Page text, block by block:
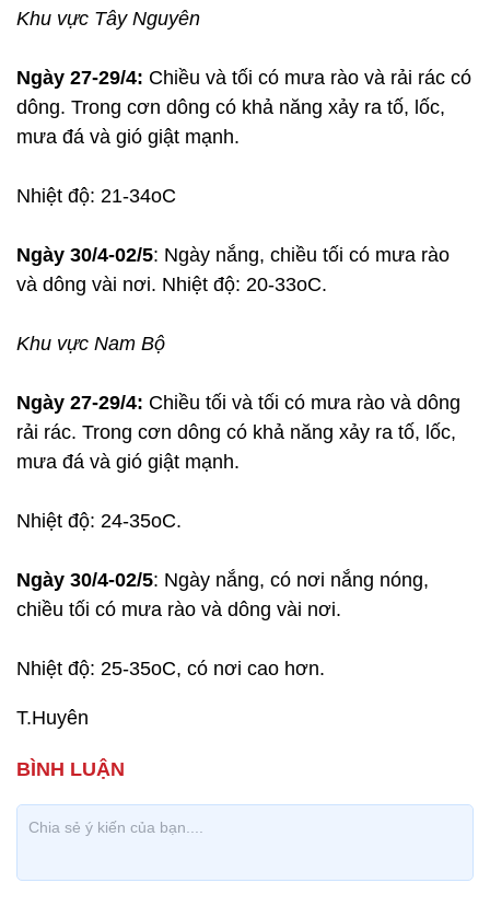
Khu vực Tây Nguyên
Ngày 27-29/4: Chiều và tối có mưa rào và rải rác có
dông. Trong cơn dông có khả năng xảy ra tố, lốc,
mưa đá và gió giật mạnh.
Nhiệt độ: 21-34oC
Ngày 30/4-02/5: Ngày nắng, chiều tối có mưa rào
và dông vài nơi. Nhiệt độ: 20-33oC.
Khu vực Nam Bộ
Ngày 27-29/4: Chiều tối và tối có mưa rào và dông
rải rác. Trong cơn dông có khả năng xảy ra tố, lốc,
mưa đá và gió giật mạnh.
Nhiệt độ: 24-35oC.
Ngày 30/4-02/5: Ngày nắng, có nơi nắng nóng,
chiều tối có mưa rào và dông vài nơi.
Nhiệt độ: 25-35oC, có nơi cao hơn.
T.Huyên